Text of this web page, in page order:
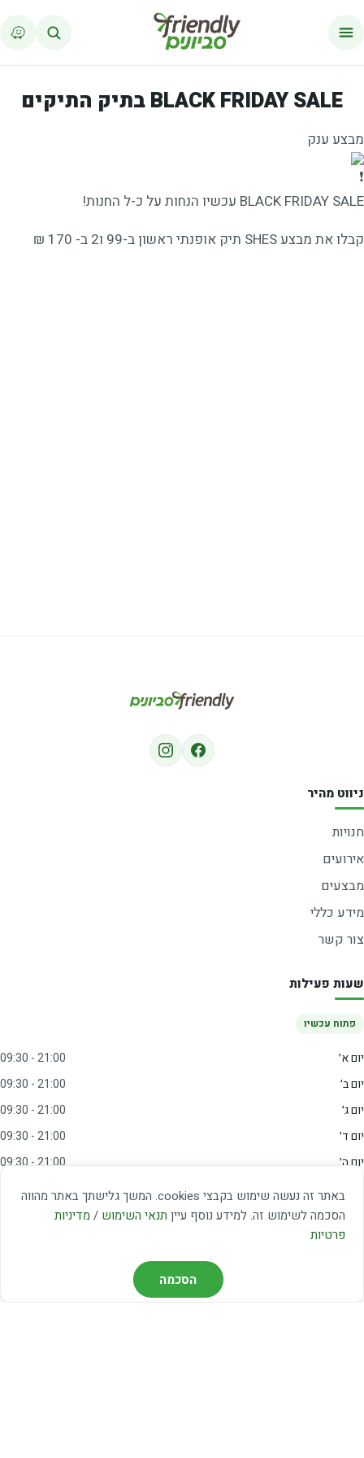
באתר זה נעשה שימוש בקבצי cookies. המשך גלישתך באתר מהווה
הסכמה לשימוש זה. למידע נוסף עיין תנאי השימוש / מדיניות
פרטיות
הסכמה
BLACK FRIDAY SALE בתיק התיקים
מבצע ענק
BLACK FRIDAY SALE עכשיו הנחות על כ-ל החנות!
קבלו את מבצע SHES תיק אופנתי ראשון ב-99 ו2 ב- 170 ₪
ניווט מהיר
חנויות
אירועים
מבצעים
מידע כללי
צור קשר
שעות פעילות
פתוח עכשיו
יום א׳
09:30 - 21:00
יום ב׳
09:30 - 21:00
יום ג׳
09:30 - 21:00
יום ד׳
09:30 - 21:00
יום ה׳
09:30 - 21:00
יום ו׳
09:00 - 15:00
שבת
20:00 - 23:00